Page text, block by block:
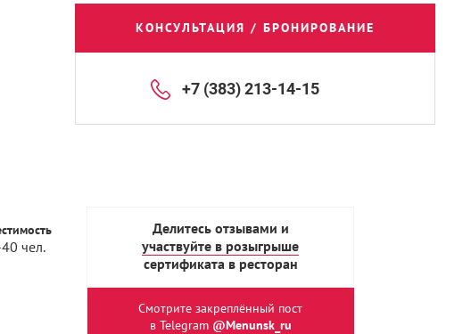
чел.
КОНСУЛЬТАЦИЯ / БРОНИРОВАНИЕ
+7 (383) 213-14-15
Делитесь отзывами и
участвуйте в розыгрыше
сертификата в ресторан
Смотрите закреплённый пост
в Telegram @Menunsk_ru